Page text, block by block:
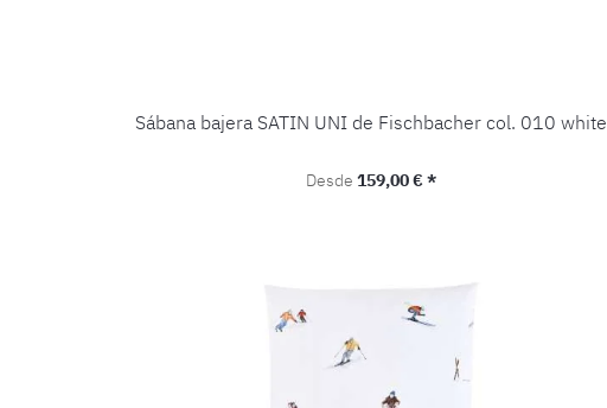
Sábana bajera SATIN UNI de Fischbacher col. 010 white
Precio normal:
Desde 159,00 € *